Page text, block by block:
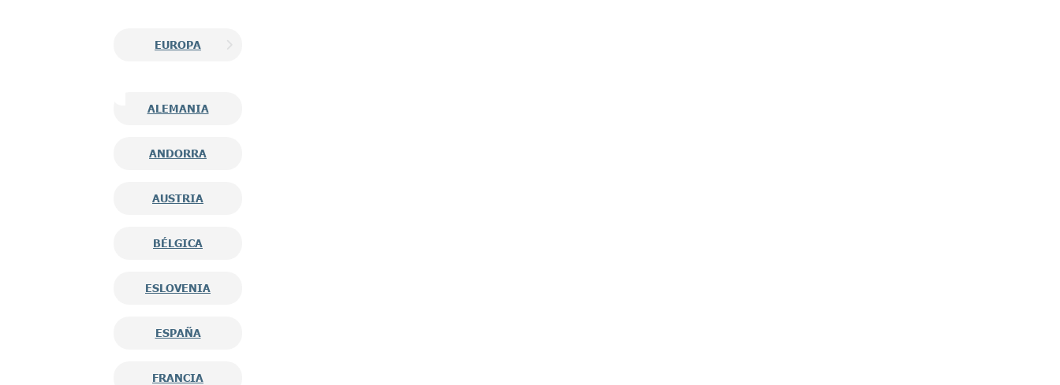
EUROPA
ALEMANIA
ANDORRA
AUSTRIA
BÉLGICA
ESLOVENIA
ESPAÑA
FRANCIA